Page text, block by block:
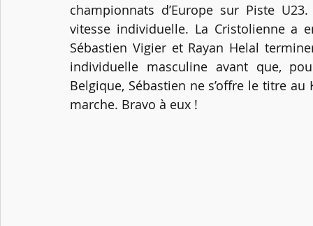
championnats d’Europe sur Piste
vitesse individuelle. La Cristolienne a
Sébastien Vigier et Rayan Helal
individuelle masculine avant que,
Belgique, Sébastien ne s’offre le titre
marche. Bravo à eux !